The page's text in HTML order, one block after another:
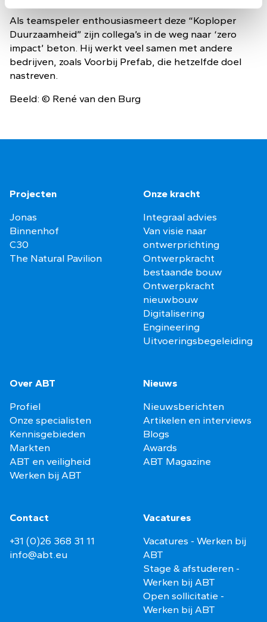
Als teamspeler enthousiasmeert deze “Koploper
Duurzaamheid” zijn collega’s in de weg naar ‘zero
impact’ beton. Hij werkt veel samen met andere
bedrijven, zoals Voorbij Prefab, die hetzelfde doel
nastreven.
Beeld: © René van den Burg
Projecten
Jonas
Binnenhof
C30
The Natural Pavilion
Onze kracht
Integraal advies
Van visie naar
ontwerprichting
Ontwerpkracht
bestaande bouw
Ontwerpkracht
nieuwbouw
Digitalisering
Engineering
Uitvoeringsbegeleiding
Over ABT
Profiel
Onze specialisten
Kennisgebieden
Markten
ABT en veiligheid
Werken bij ABT
Nieuws
Nieuwsberichten
Artikelen en interviews
Blogs
Awards
ABT Magazine
Contact
+31 (0)26 368 31 11
info@abt.eu
Vacatures
Vacatures - Werken bij
ABT
Stage & afstuderen -
Werken bij ABT
Open sollicitatie -
Werken bij ABT